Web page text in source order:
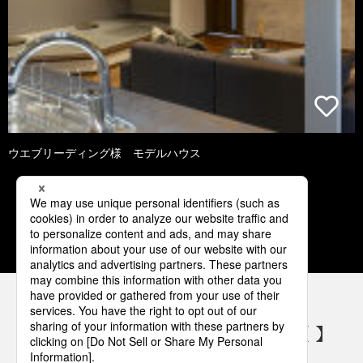
ウエブリーディング様 モデルハウス
1 2 3 4 5
パナソニックの電気設備 SNSアカウント